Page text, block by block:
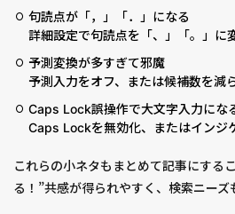
句読点が「，」「．」になる
詳細設定で句読点を「、」「。」に
予測変換が多すぎて邪魔
予測入力をオフ、または候補数を減
Caps Lock誤操作で大文字入力にな
Caps Lockを無効化、またはインジ
これらの小ネタもまとめて記事にする
る！”共感が得られやすく、検索ニーズ